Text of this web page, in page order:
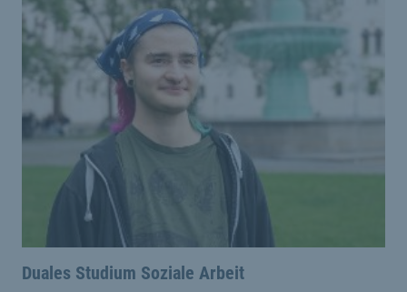
Duales Studium Soziale Arbeit